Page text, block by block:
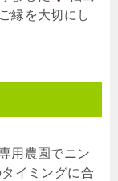
縁を大切にし
用農園でニン
イミングに合